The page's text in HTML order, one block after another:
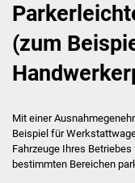
(zum
Mit einer
Beispiel für
Fahrzeuge Ihres
bestimmten Bereichen